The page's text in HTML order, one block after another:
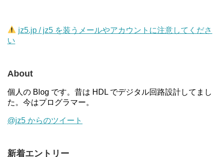
jz5.jp / jz5 を装うメールやアカウントに注意してくださ
い
About
個人の Blog です。昔は HDL でデジタル回路設計してまし
た。今はプログラマー。
@jz5 からのツイート
新着エントリー